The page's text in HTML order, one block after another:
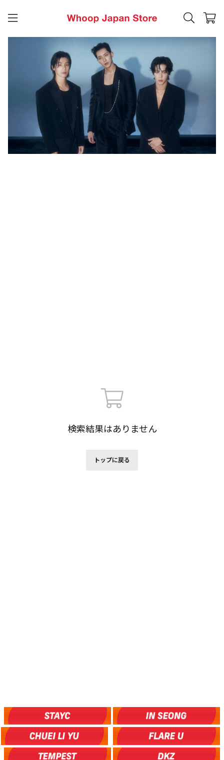
検索結果はありません
トップに戻る